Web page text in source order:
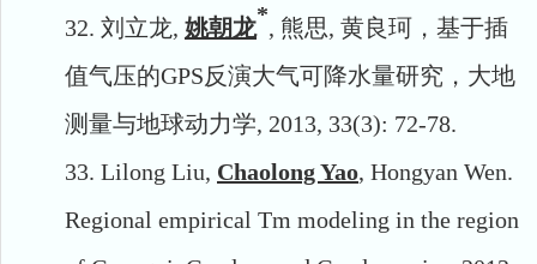
32. 刘立龙, 姚朝龙*, 熊思, 黄良珂，基于插
值气压的GPS反演大气可降水量研究，大地
测量与地球动力学, 2013, 33(3): 72-78.
33. Lilong Liu, Chaolong Yao, Hongyan Wen.
Regional empirical Tm modeling in the region